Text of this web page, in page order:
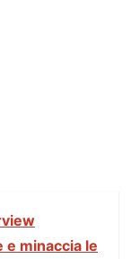
e minaccia le